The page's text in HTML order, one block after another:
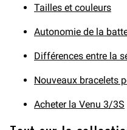
Tailles et couleurs
Autonomie de la
Différences entre la
Nouveaux bracelets
Acheter la Venu 3/3S